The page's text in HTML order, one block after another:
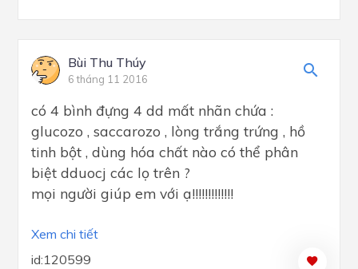
Bùi Thu Thúy
6 tháng 11 2016
có 4 bình đựng 4 dd mất nhãn chứa :
glucozo , saccarozo , lòng trắng trứng , hồ
tinh bột , dùng hóa chất nào có thể phân
biệt dduocj các lọ trên ?
mọi người giúp em với ạ!!!!!!!!!!!!!
Xem chi tiết
id:120599